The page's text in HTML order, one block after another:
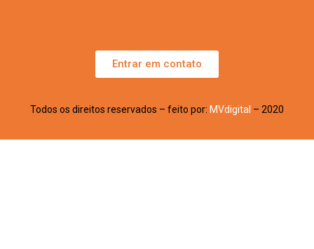
Entrar em contato
Todos os direitos reservados – feito por: MVdigital – 2020